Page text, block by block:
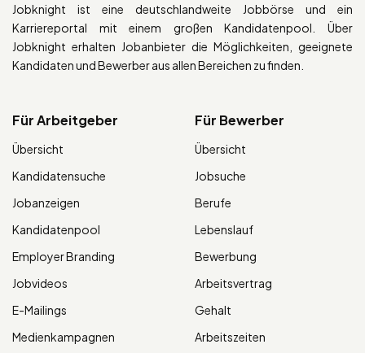
Jobknight ist eine deutschlandweite Jobbörse und ein
Karriereportal mit einem großen Kandidatenpool. Über
Jobknight erhalten Jobanbieter die Möglichkeiten, geeignete
Kandidaten und Bewerber aus allen Bereichen zu finden.
Für Arbeitgeber
Übersicht
Kandidatensuche
Jobanzeigen
Kandidatenpool
Employer Branding
Jobvideos
E-Mailings
Medienkampagnen
Für Bewerber
Übersicht
Jobsuche
Berufe
Lebenslauf
Bewerbung
Arbeitsvertrag
Gehalt
Arbeitszeiten